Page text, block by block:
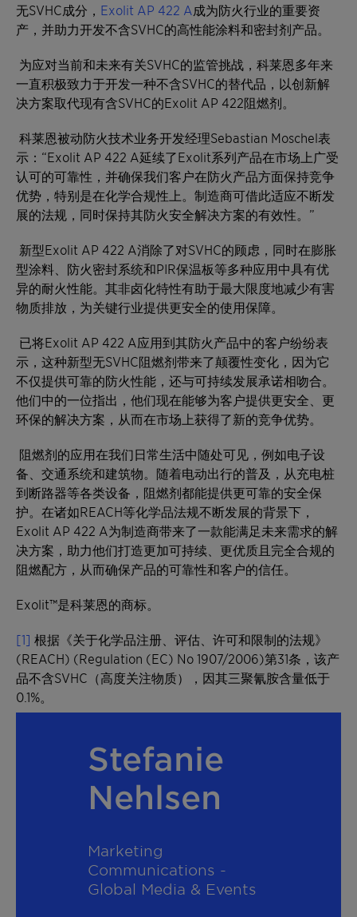
无SVHC成分， Exolit AP 422 A 成为防火行业的重要资
产，并助力开发不含SVHC的高性能涂料和密封剂产品。
为应对当前和未来有关SVHC的监管挑战，科莱恩多年来
一直积极致力于开发一种不含SVHC的替代品，以创新解
决方案取代现有含SVHC的Exolit AP 422阻燃剂。
科莱恩被动防火技术业务开发经理Sebastian Moschel表
示：“Exolit AP 422 A延续了Exolit系列产品在市场上广受
认可的可靠性，并确保我们客户在防火产品方面保持竞争
优势，特别是在化学合规性上。制造商可借此适应不断发
展的法规，同时保持其防火安全解决方案的有效性。”
新型Exolit AP 422 A消除了对SVHC的顾虑，同时在膨胀
型涂料、防火密封系统和PIR保温板等多种应用中具有优
异的耐火性能。其非卤化特性有助于最大限度地减少有害
物质排放，为关键行业提供更安全的使用保障。
已将Exolit AP 422 A应用到其防火产品中的客户纷纷表
示，这种新型无SVHC阻燃剂带来了颠覆性变化，因为它
不仅提供可靠的防火性能，还与可持续发展承诺相吻合。
他们中的一位指出，他们现在能够为客户提供更安全、更
环保的解决方案，从而在市场上获得了新的竞争优势。
阻燃剂的应用在我们日常生活中随处可见，例如电子设
备、交通系统和建筑物。随着电动出行的普及，从充电桩
到断路器等各类设备，阻燃剂都能提供更可靠的安全保
护。在诸如REACH等化学品法规不断发展的背景下，
Exolit AP 422 A为制造商带来了一款能满足未来需求的解
决方案，助力他们打造更加可持续、更优质且完全合规的
阻燃配方，从而确保产品的可靠性和客户的信任。
Exolit™是科莱恩的商标。
[1] 根据《关于化学品注册、评估、许可和限制的法规》
(REACH) (Regulation (EC) No 1907/2006)第31条，该产
品不含SVHC（高度关注物质），因其三聚氰胺含量低于
0.1%。
Stefanie
Nehlsen
Marketing
Communications -
Global Media & Events